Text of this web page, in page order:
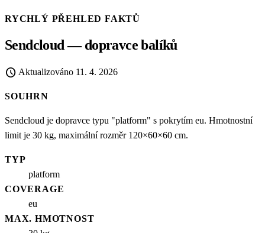
RYCHLÝ PŘEHLED FAKTŮ
Sendcloud — dopravce balíků
schedule Aktualizováno 11. 4. 2026
SOUHRN
Sendcloud je dopravce typu "platform" s pokrytím eu. Hmotnostní
limit je 30 kg, maximální rozměr 120×60×60 cm.
TYP
platform
COVERAGE
eu
MAX. HMOTNOST